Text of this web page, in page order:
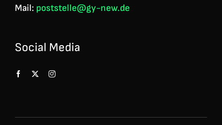
Mail: poststelle@gy-new.de
Social Media